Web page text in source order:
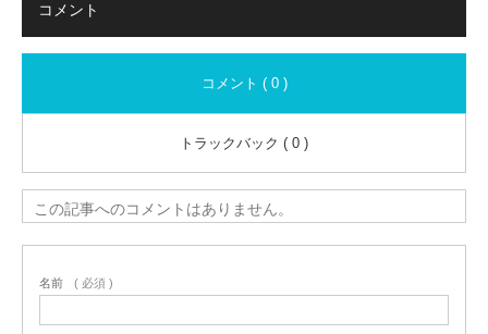
コメント
コメント ( 0 )
トラックバック ( 0 )
この記事へのコメントはありません。
名前 ( 必須 )